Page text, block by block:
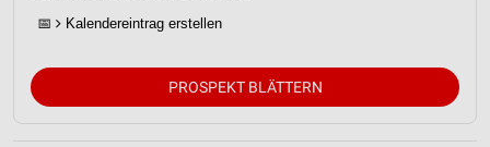
📅 Kalendereintrag erstellen
PROSPEKT BLÄTTERN